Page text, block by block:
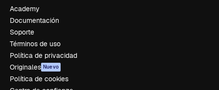
Academy
Documentación
Soporte
Términos de uso
Política de privacidad
Originales Nuevo
Política de cookies